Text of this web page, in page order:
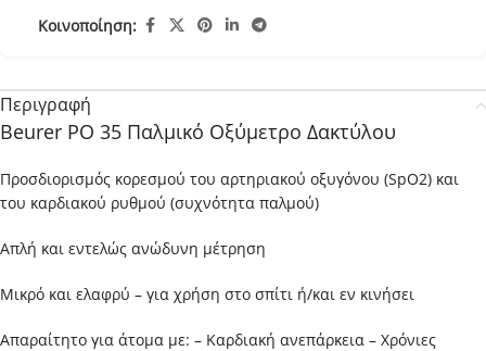
Κοινοποίηση:
Περιγραφή
Beurer PO 35 Παλμικό Οξύμετρο Δακτύλου
Προσδιορισμός κορεσμού του αρτηριακού οξυγόνου (SpO2) και
του καρδιακού ρυθμού (συχνότητα παλμού)
Απλή και εντελώς ανώδυνη μέτρηση
Μικρό και ελαφρύ – για χρήση στο σπίτι ή/και εν κινήσει
Απαραίτητο για άτομα με: – Καρδιακή ανεπάρκεια – Χρόνιες